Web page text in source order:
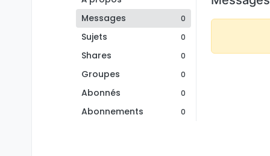
Messages
0
Sujets 0
Shares 0
Groupes 0
Abonnés 0
Abonnements 0